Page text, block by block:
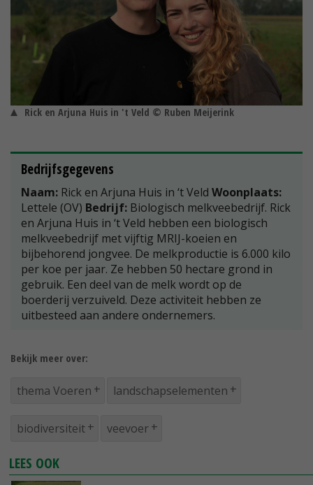
Rick en Arjuna Huis in 't Veld © Ruben Meijerink
Bedrijfsgegevens
Naam: Rick en Arjuna Huis in ‘t Veld Woonplaats:
Lettele (OV) Bedrijf: Biologisch melkveebedrijf. Rick
en Arjuna Huis in ‘t Veld hebben een biologisch
melkveebedrijf met vijftig MRIJ-koeien en
bijbehorend jongvee. De melkproductie is 6.000 kilo
per koe per jaar. Ze hebben 50 hectare grond in
gebruik. Een deel van de melk wordt op de
boerderij verzuiveld. Deze activiteit hebben ze
uitbesteed aan andere ondernemers.
Bekijk meer over:
thema Voeren landschapselementen
biodiversiteit veevoer
LEES OOK